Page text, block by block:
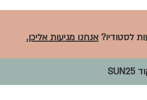
לסטודיו? אנחנו מגיעות אליכן.